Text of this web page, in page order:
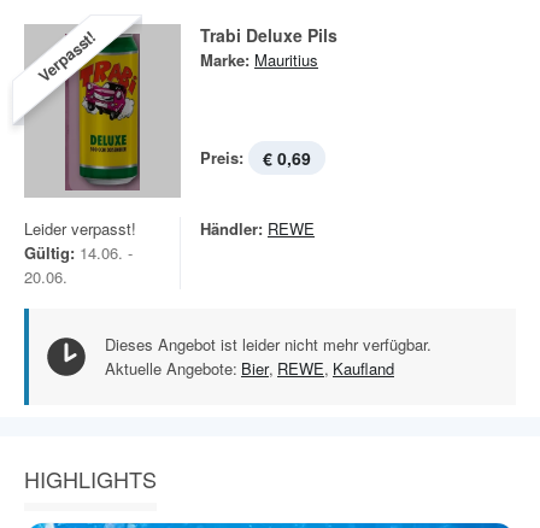
Verpasst! Trabi Deluxe Pils
Marke: Mauritius
Preis: € 0,69
Leider verpasst!
Gültig: 14.06. -
20.06.
Händler: REWE
Dieses Angebot ist leider nicht mehr verfügbar.
Aktuelle Angebote: Bier, REWE, Kaufland
HIGHLIGHTS